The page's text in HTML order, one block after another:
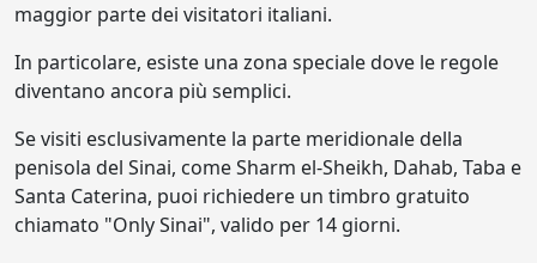
maggior parte dei visitatori italiani.
In particolare, esiste una zona speciale dove le regole
diventano ancora più semplici.
Se visiti esclusivamente la parte meridionale della
penisola del Sinai, come Sharm el-Sheikh, Dahab, Taba e
Santa Caterina, puoi richiedere un timbro gratuito
chiamato "Only Sinai", valido per 14 giorni.